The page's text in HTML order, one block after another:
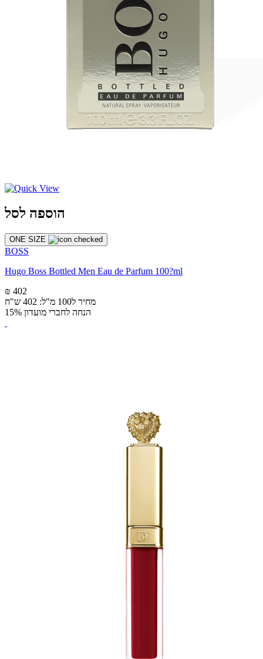
הוספה לסל
ONE SIZE
BOSS
Hugo Boss Bottled Men Eau de Parfum 100?ml
₪ 402
מחיר ל100 מ"ל: 402 ש"ח
הנחה לחברי מועדון 15%